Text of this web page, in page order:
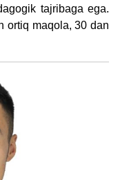
tajribaga ega.
ortiq maqola, 30 dan